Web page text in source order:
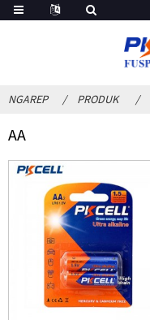
NGAREP PRODUK
AA